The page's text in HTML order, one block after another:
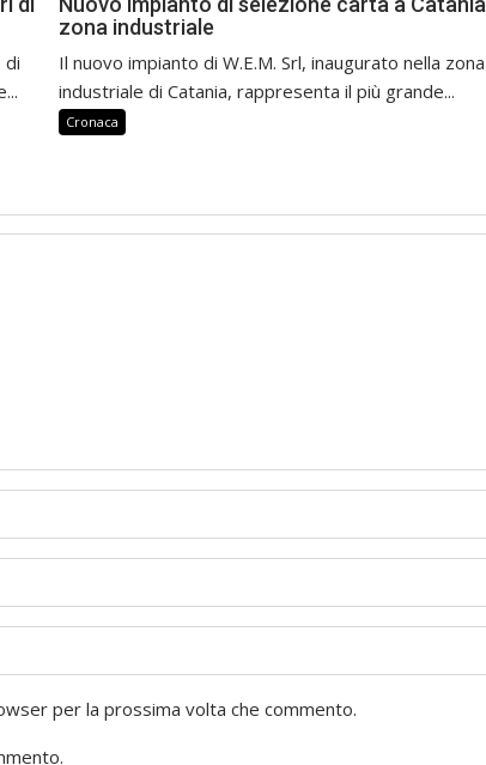
di
zona industriale
Il nuovo impianto di W.E.M. Srl, inaugurato nella zona
industriale di Catania, rappresenta il più grande...
Cronaca
per la prossima volta che commento.